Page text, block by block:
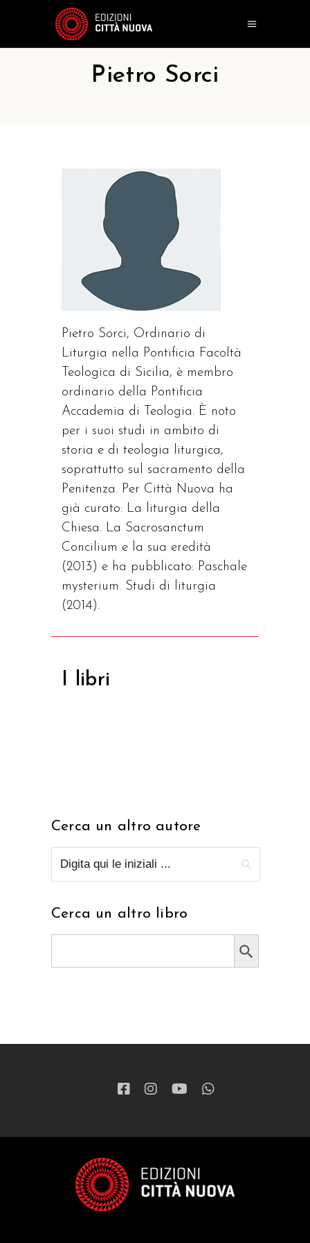
Pietro Sorci
Pietro Sorci, Ordinario di
Liturgia nella Pontificia Facoltà
Teologica di Sicilia, è membro
ordinario della Pontificia
Accademia di Teologia. È noto
per i suoi studi in ambito di
storia e di teologia liturgica,
soprattutto sul sacramento della
Penitenza. Per Città Nuova ha
già curato: La liturgia della
Chiesa. La Sacrosanctum
Concilium e la sua eredità
(2013) e ha pubblicato: Paschale
mysterium. Studi di liturgia
(2014).
I libri
Cerca un altro autore
Cerca un altro libro
Search Button